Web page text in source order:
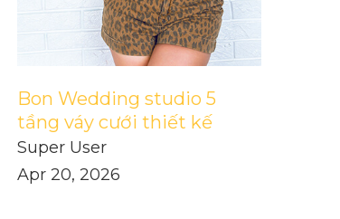
Bon Wedding studio 5
tầng váy cưới thiết kế
Super User
Apr 20, 2026